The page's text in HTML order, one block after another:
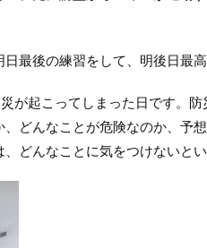
最後の練習をして、明後日最
が起こってしまった日です。
どんなことが危険なのか、予
どんなことに気をつけないと